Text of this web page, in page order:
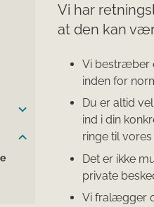
Vi har
at den kan
Vi bestræber
inden for
Du er altid
ind i din
ringe til
Det er ikke
private
Vi fralægger